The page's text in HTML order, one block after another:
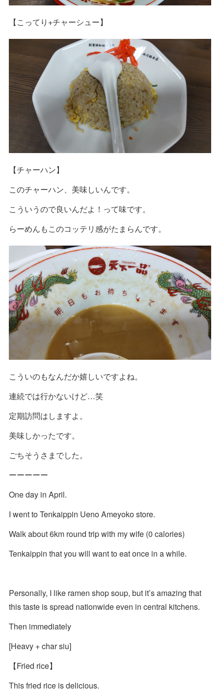
【こってり+チャーシュー】
【チャーハン】
このチャーハン、美味しいんです。
こういうので良いんだよ！って味です。
らーめんもこのコッテリ感がたまらんです。
こういのもなんだか嬉しいですよね。
連続では行かないけど…笑
定期訪問はしますよ。
美味しかったです。
ごちそうさまでした。
ーーーーー
One day in April.
I went to Tenkaippin Ueno Ameyoko store.
Walk about 6km round trip with my wife (0 calories)
Tenkaippin that you will want to eat once in a while.
Personally, I like ramen shop soup, but it’s amazing that
this taste is spread nationwide even in central kitchens.
Then immediately
[Heavy + char siu]
【Fried rice】
This fried rice is delicious.